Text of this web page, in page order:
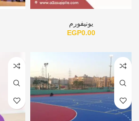
يونيفورم
EGP0.00